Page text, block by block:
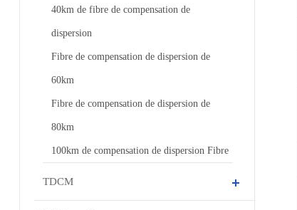
40km de fibre de compensation de
dispersion
Fibre de compensation de dispersion de
60km
Fibre de compensation de dispersion de
80km
100km de compensation de dispersion Fibre
TDCM